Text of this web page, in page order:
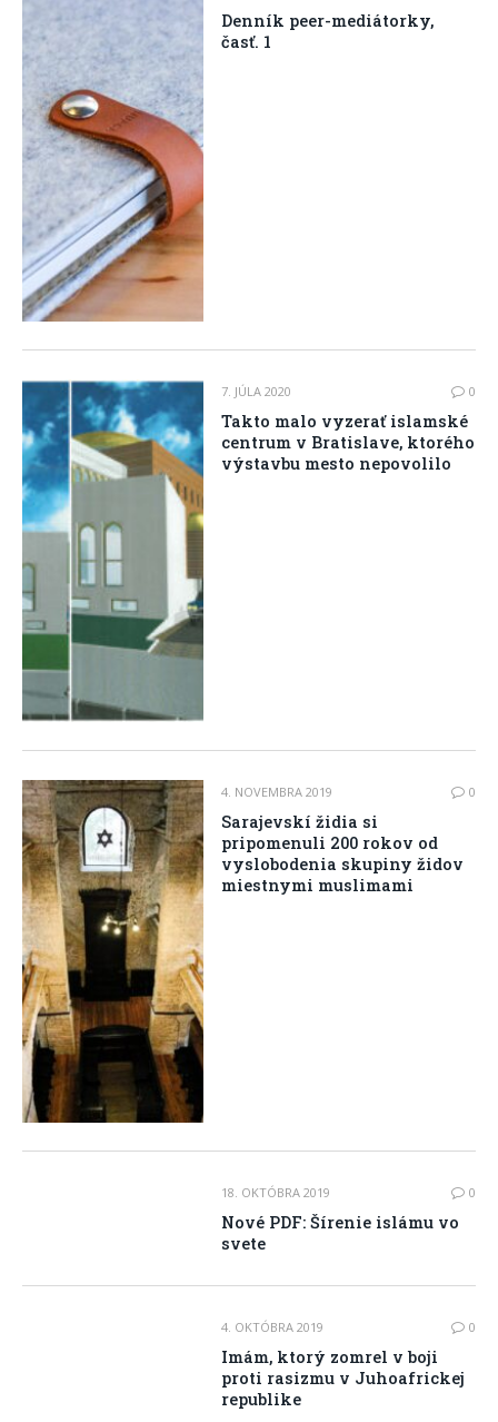
Denník peer-mediátorky,
časť. 1
7. JÚLA 2020 0
Takto malo vyzerať islamské
centrum v Bratislave, ktorého
výstavbu mesto nepovolilo
4. NOVEMBRA 2019 0
Sarajevskí židia si
pripomenuli 200 rokov od
vyslobodenia skupiny židov
miestnymi muslimami
18. OKTÓBRA 2019 0
Nové PDF: Šírenie islámu vo
svete
4. OKTÓBRA 2019 0
Imám, ktorý zomrel v boji
proti rasizmu v Juhoafrickej
republike